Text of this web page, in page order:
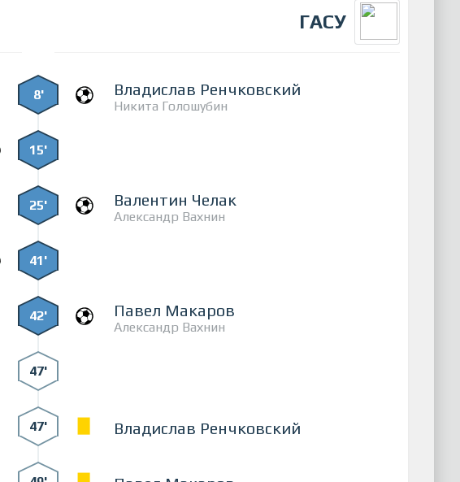
ГАСУ
Владислав Ренчковский
Никита Голошубин
8'
15'
Валентин Челак
Александр Вахнин
25'
41'
Павел Макаров
Александр Вахнин
42'
47'
Владислав Ренчковский
47'